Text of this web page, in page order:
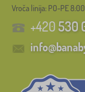
Vroča linija: PO-PE
+420530